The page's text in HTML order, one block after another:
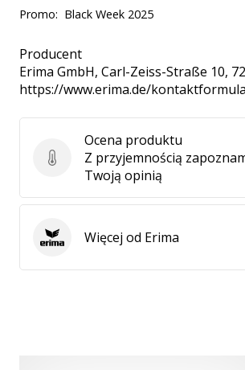
Promo: Black Week 2025
Producent
Erima GmbH, Carl-Zeiss-Straße 10,
https://www.erima.de/
Ocena produktu
Ocena produktu
Z przyjemnością
Twoją opinią
Erima Więcej od Erima